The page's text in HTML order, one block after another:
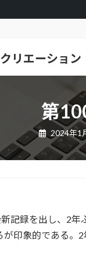
リエーション
第
2024年1
記録を出し、2年
印象的である。